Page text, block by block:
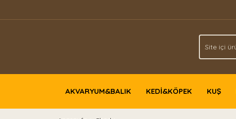
AKVARYUM&BALIK KEDİ&KÖPEK KUŞ